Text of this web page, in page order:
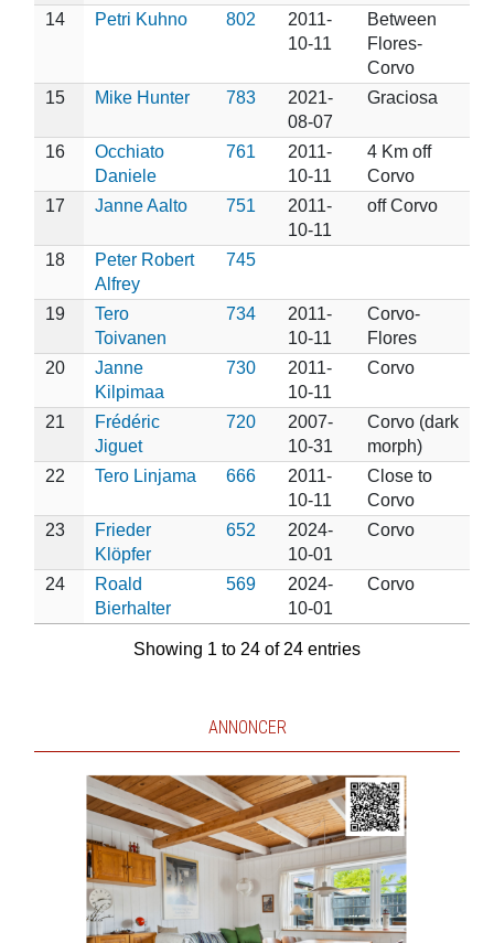
14 Petri Kuhno 802
2011-
10-11
Between
Flores-
Corvo
15
Mike Hunter 783
2021-
08-07
Graciosa
16
Occhiato
Daniele
761
2011-
10-11
4 Km off
Corvo
17
Janne Aalto 751
2011-
10-11
off Corvo
18
Peter Robert
Alfrey
745
19
Tero
Toivanen
734
2011-
10-11
Corvo-
Flores
20
Janne
Kilpimaa
730
2011-
10-11
Corvo
21
Frédéric
Jiguet
720
2007-
10-31
Corvo (dark
morph)
22
Tero Linjama 666
2011-
10-11
Close to
Corvo
23
Frieder
Klöpfer
652
2024-
10-01
Corvo
24
Roald
Bierhalter
569
2024-
10-01
Corvo
Showing 1 to 24 of 24 entries
ANNONCER